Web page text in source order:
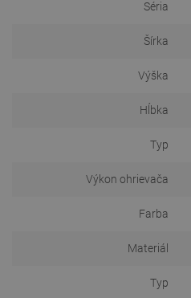
Séria
Šírka
Výška
Hĺbka
Typ
Výkon ohrievača
Farba
Materiál
Typ